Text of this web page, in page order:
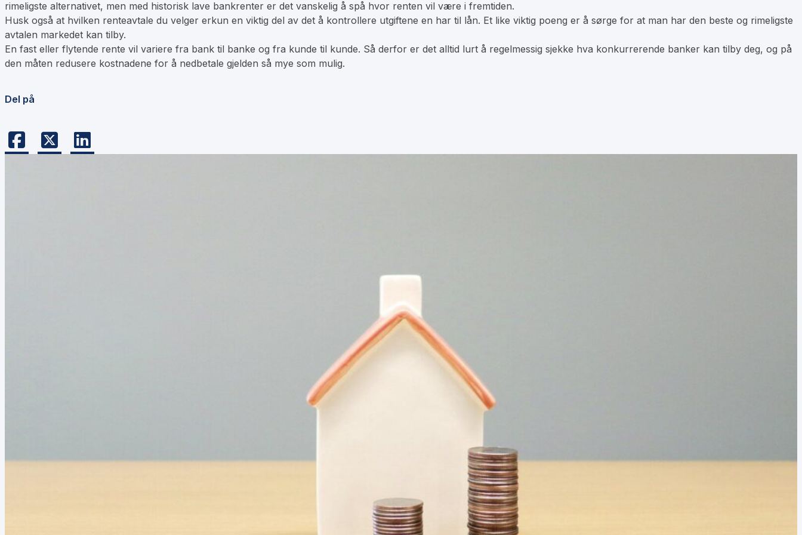
rimeligste alternativet, men med historisk lave bankrenter er det vanskelig å spå hvor renten vil være i fremtiden.
Husk også at hvilken renteavtale du velger erkun en viktig del av det å kontrollere utgiftene en har til lån. Et like viktig poeng er å sørge for at man har den beste og rimeligste
avtalen markedet kan tilby.
En fast eller flytende rente vil variere fra bank til banke og fra kunde til kunde. Så derfor er det alltid lurt å regelmessig sjekke hva konkurrerende banker kan tilby deg, og på
den måten redusere kostnadene for å nedbetale gjelden så mye som mulig.
Del på